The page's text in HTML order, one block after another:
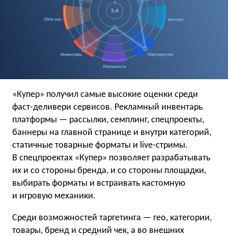
«Купер» получил самые высокие оценки среди
фаст-деливери сервисов. Рекламный инвентарь
платформы — рассылки, семплинг, спецпроекты,
баннеры на главной странице и внутри категорий,
статичные товарные форматы и live-стримы.
В спецпроектах «Купер» позволяет разрабатывать
их и со стороны бренда, и со стороны площадки,
выбирать форматы и встраивать кастомную
и игровую механики.
Среди возможностей таргетинга — гео, категории,
товары, бренд и средний чек, а во внешних